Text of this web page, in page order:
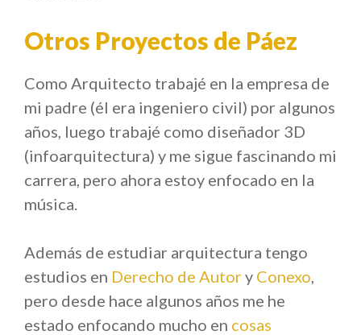
Otros Proyectos de Páez
Como Arquitecto trabajé en la empresa de
mi padre (él era ingeniero civil) por algunos
años, luego trabajé como diseñador 3D
(infoarquitectura) y me sigue fascinando mi
carrera, pero ahora estoy enfocado en la
música.
Además de estudiar arquitectura tengo
estudios en Derecho de Autory Conexo
pero desde hace algunos años me he
estado enfocando mucho en cosas